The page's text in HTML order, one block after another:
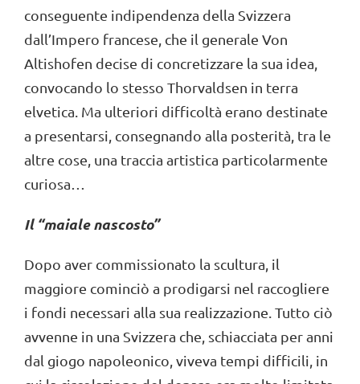
conseguente indipendenza della Svizzera
dall’Impero francese, che il generale Von
Altishofen decise di concretizzare la sua idea,
convocando lo stesso Thorvaldsen in terra
elvetica. Ma ulteriori difficoltà erano destinate
a presentarsi, consegnando alla posterità, tra le
altre cose, una traccia artistica particolarmente
curiosa…
Il “maiale nascosto”
Dopo aver commissionato la scultura, il
maggiore cominciò a prodigarsi nel raccogliere
i fondi necessari alla sua realizzazione. Tutto ciò
avvenne in una Svizzera che, schiacciata per anni
dal giogo napoleonico, viveva tempi difficili, in